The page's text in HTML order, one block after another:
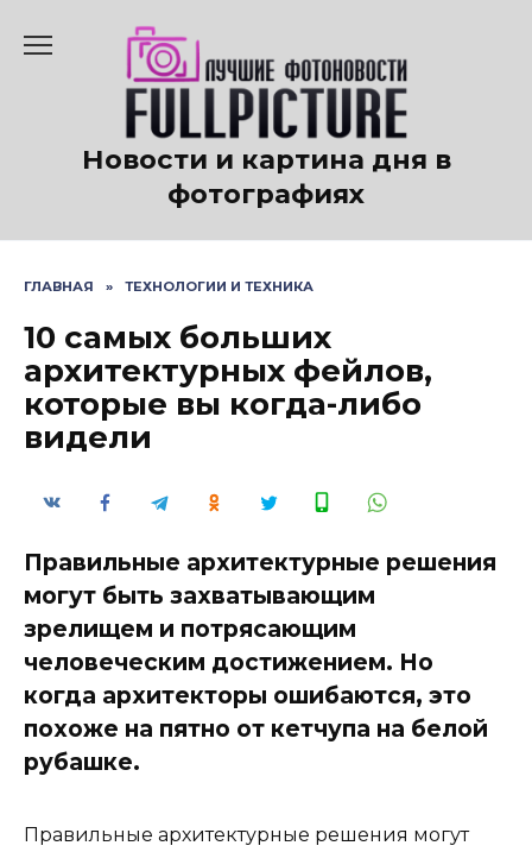
содержанию
Новости и картина дня в
фотографиях
ГЛАВНАЯ » ТЕХНОЛОГИИ И ТЕХНИКА
10 самых больших
архитектурных фейлов,
которые вы когда-либо
видели
Правильные архитектурные решения
могут быть захватывающим
зрелищем и потрясающим
человеческим достижением. Но
когда архитекторы ошибаются, это
похоже на пятно от кетчупа на белой
рубашке.
Правильные архитектурные решения могут